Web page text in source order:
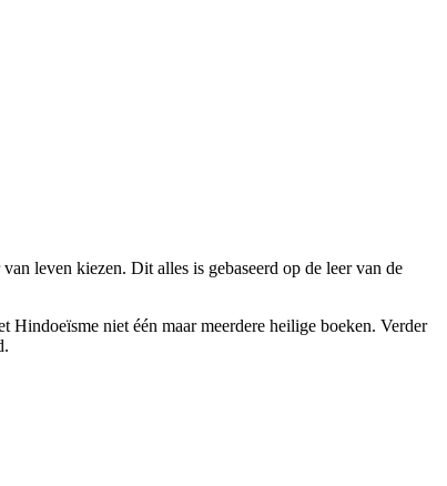
leven kiezen. Dit alles is gebaseerd op de leer van de
Hindoeïsme niet één maar meerdere heilige boeken. Verder